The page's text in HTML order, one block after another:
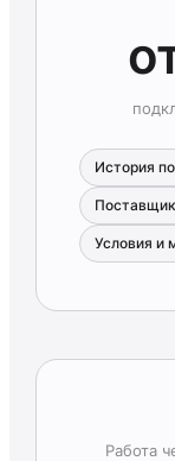
История
Условия и
Работа